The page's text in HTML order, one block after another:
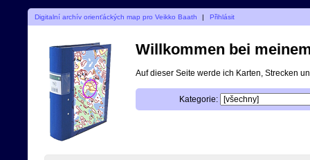
Digitalní archív orienťáckých map pro Veikko Baath | Přihlásit
Willkommen bei
Auf dieser Seite werde ich Karten, Strecken
Kategorie: